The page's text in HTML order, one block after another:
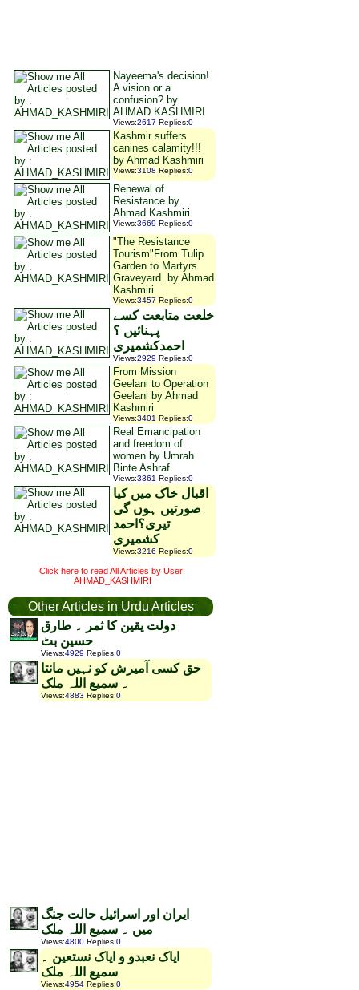
Nayeema's decision!
A vision or a
confusion? by
AHMAD KASHMIRI
Views:2617 Replies:0
Kashmir suffers
canines calamity!!!
by Ahmad Kashmiri
Views:3108 Replies:0
Renewal of
Resistance by
Ahmad Kashmiri
Views:3669 Replies:0
"The Resistance
Tourism"From Tulip
Garden to Martyrs
Graveyard. by Ahmad
Kashmiri
Views:3457 Replies:0
خلعت متابعت کسے
پہنائیں ؟
احمدکشمیری
Views:2929 Replies:0
From Mission
Geelani to Operation
Geelani by Ahmad
Kashmiri
Views:3401 Replies:0
Real Emancipation
and freedom of
women by Umrah
Binte Ashraf
Views:3361 Replies:0
اقبال خاک میں کیا
صورتیں ہوں گی
تیری؟احمد
کشمیری
Views:3216 Replies:0
Click here to read All Articles by User:
AHMAD_KASHMIRI
Other Articles in Urdu Articles
دولت یقین کا ثمر ۔ طارق
حسین بٹ
Views:4929 Replies:0
حق کسی آمیرش کو نہیں مانتا
۔ سمیع اللہ ملک
Views:4883 Replies:0
ایران اور اسرائیل حالت جنگ
میں ۔ سمیع اللہ ملک
Views:4800 Replies:0
ایاک نعبدو و ایاک نستعین ۔
سمیع اللہ ملک
Views:4954 Replies:0